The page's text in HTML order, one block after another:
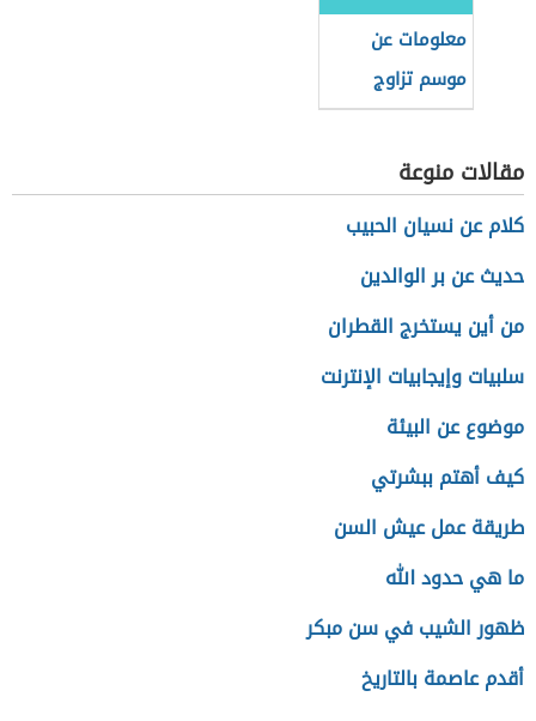
معلومات عن
موسم تزاوج
الحجل البري
مقالات منوعة
كلام عن نسيان الحبيب
حديث عن بر الوالدين
من أين يستخرج القطران
سلبيات وإيجابيات الإنترنت
موضوع عن البيئة
كيف أهتم ببشرتي
طريقة عمل عيش السن
ما هي حدود الله
ظهور الشيب في سن مبكر
أقدم عاصمة بالتاريخ